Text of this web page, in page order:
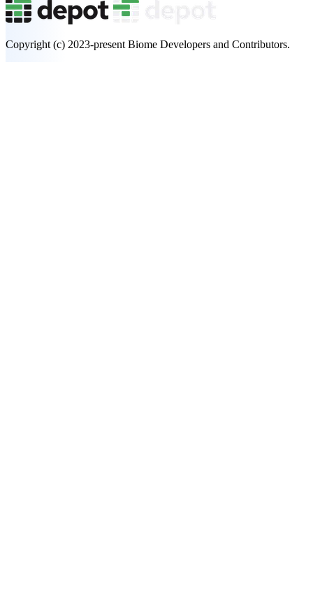
Copyright (c) 2023-present Biome Developers and Contributors.